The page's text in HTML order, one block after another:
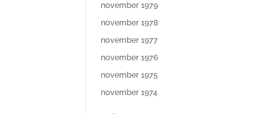
november 1979
november 1978
november 1977
november 1976
november 1975
november 1974